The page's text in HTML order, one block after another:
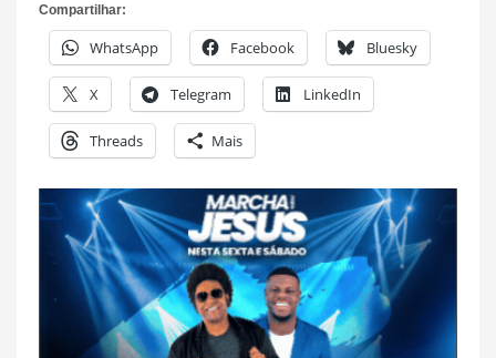
Compartilhar:
WhatsApp Facebook Bluesky
X Telegram LinkedIn
Threads Mais